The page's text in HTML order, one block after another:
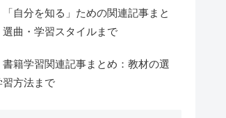
「自分を知る」ための関連記事まと
曲・学習スタイルまで
書籍学習関連記事まとめ：教材の選
方法まで